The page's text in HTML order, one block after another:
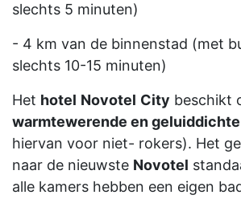
slechts 5 minuten)
- 4 km van de binnenstad (met
slechts 10-15 minuten)
Het hotel Novotel City beschikt
warmtewerende en
hiervan voor niet- rokers). Het
naar de nieuwste Novotel
alle kamers hebben een eigen